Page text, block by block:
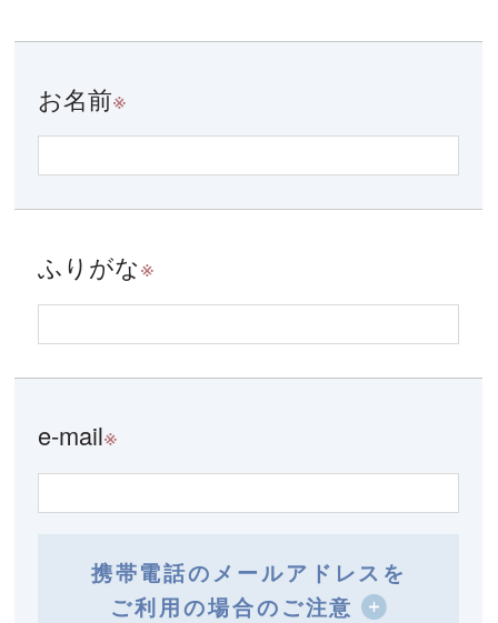
お名前※
ふりがな※
e-mail※
携帯電話のメールアドレスを
ご利用の場合のご注意